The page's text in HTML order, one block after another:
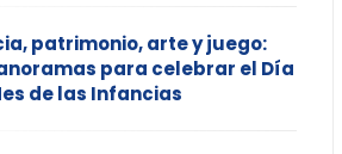
patrimonio, arte y juego:
para celebrar el Día
de las Infancias